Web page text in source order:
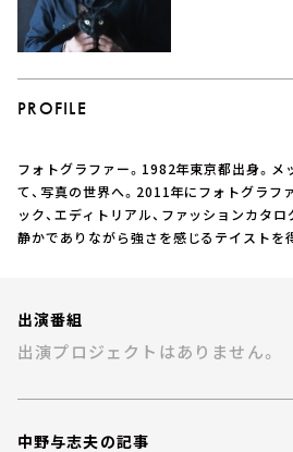
今日の番組表
週間番組表
トピックス
イベント・グッズ
YouTube
PROFILE
フォトグラファー。1982年東京都出身。
て、写真の世界へ。2011年にフォトグラフ
ック、エディトリアル、ファッションカタロ
静かでありながら強さを感じるテイストを
出演番組
出演プロジェクトはありません。
中野与志夫の記事